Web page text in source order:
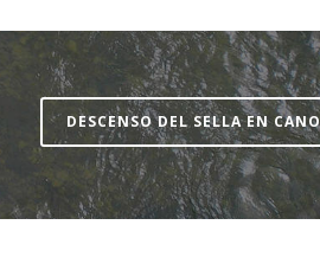
DESCENSO DEL SELLA EN